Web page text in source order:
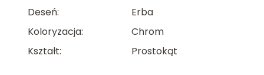
Deseń
Erba
Koloryzacja
Chrom
Kształt
Prostokąt